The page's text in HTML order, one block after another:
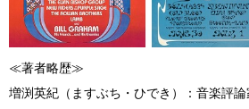
≪著者略歴≫
増渕英紀（ますぶち・ひでき）：音楽評